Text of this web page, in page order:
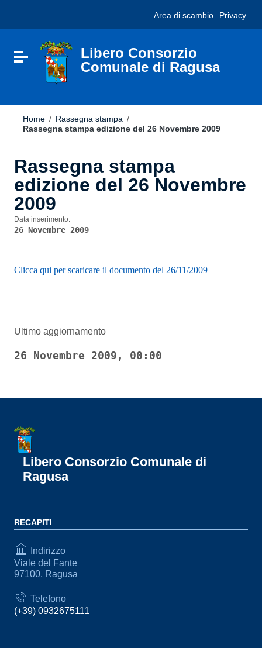
sito
include
Vai al footer
Area di scambio Privacy
Attiva / disattiva la navigazione
Libero Consorzio
Comunale di Ragusa
Home / Rassegna stampa /
Rassegna stampa edizione del 26 Novembre 2009
Rassegna stampa
edizione del 26 Novembre
2009
Data inserimento:
26 Novembre 2009
Clicca qui per scaricare il documento del 26/11/2009
Ultimo aggiornamento
26 Novembre 2009, 00:00
Libero Consorzio Comunale di
Ragusa
RECAPITI
Indirizzo
Viale del Fante
97100, Ragusa
Telefono
(+39) 0932675111